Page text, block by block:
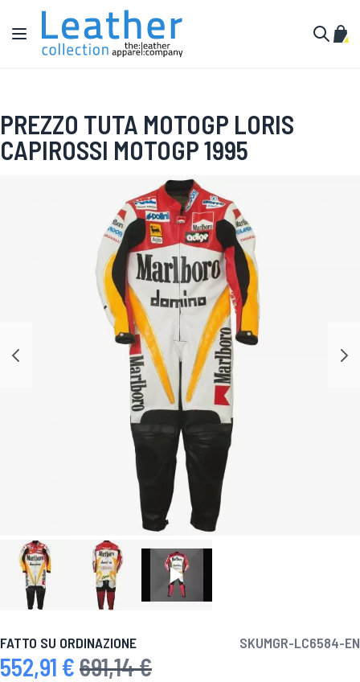
Salta al contenuto
Toggle Nav
PREZZO TUTA MOTOGP LORIS
CAPIROSSI MOTOGP 1995
FATTO SU ORDINAZIONE SKUMGR-LC6584-EN
Prezzo speciale
552,91 € Prezzo predefinito
691,14 €